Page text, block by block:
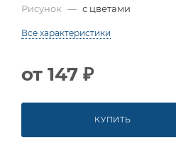
Рисунок — с цветами
Все характеристики
от 147 ₽
КУПИТЬ